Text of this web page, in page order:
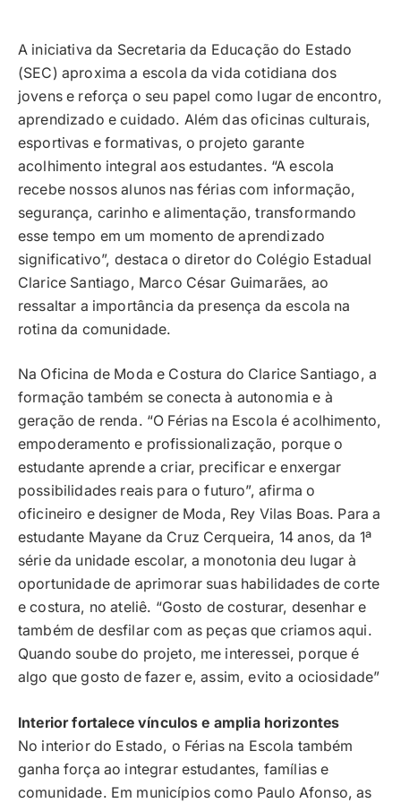
A iniciativa da Secretaria da Educação do Estado
(SEC) aproxima a escola da vida cotidiana dos
jovens e reforça o seu papel como lugar de encontro,
aprendizado e cuidado. Além das oficinas culturais,
esportivas e formativas, o projeto garante
acolhimento integral aos estudantes. “A escola
recebe nossos alunos nas férias com informação,
segurança, carinho e alimentação, transformando
esse tempo em um momento de aprendizado
significativo”, destaca o diretor do Colégio Estadual
Clarice Santiago, Marco César Guimarães, ao
ressaltar a importância da presença da escola na
rotina da comunidade.
Na Oficina de Moda e Costura do Clarice Santiago, a
formação também se conecta à autonomia e à
geração de renda. “O Férias na Escola é acolhimento,
empoderamento e profissionalização, porque o
estudante aprende a criar, precificar e enxergar
possibilidades reais para o futuro”, afirma o
oficineiro e designer de Moda, Rey Vilas Boas. Para a
estudante Mayane da Cruz Cerqueira, 14 anos, da 1ª
série da unidade escolar, a monotonia deu lugar à
oportunidade de aprimorar suas habilidades de corte
e costura, no ateliê. “Gosto de costurar, desenhar e
também de desfilar com as peças que criamos aqui.
Quando soube do projeto, me interessei, porque é
algo que gosto de fazer e, assim, evito a ociosidade”
Interior fortalece vínculos e amplia horizontes
No interior do Estado, o Férias na Escola também
ganha força ao integrar estudantes, famílias e
comunidade. Em municípios como Paulo Afonso, as